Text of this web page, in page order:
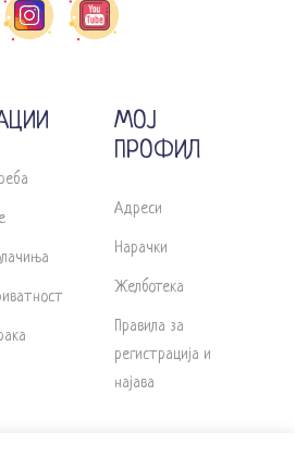
МОЈ
ПРОФИЛ
Адреси
Нарачки
Желботека
Правила за
регистрација и
најава